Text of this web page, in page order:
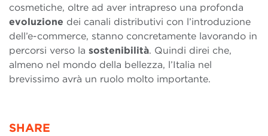
cosmetiche, oltre ad aver intrapreso una profonda
evoluzione dei canali distributivi con l’introduzione
dell’e-commerce, stanno concretamente lavorando in
percorsi verso la sostenibilità. Quindi direi che,
almeno nel mondo della bellezza, l’Italia nel
brevissimo avrà un ruolo molto importante.
SHARE